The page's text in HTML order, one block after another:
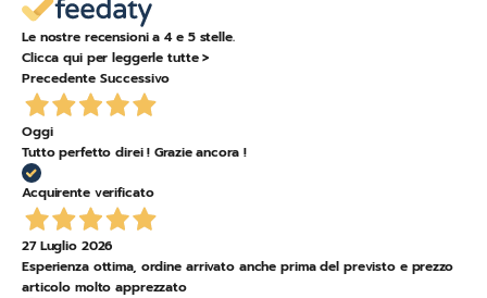
Le nostre recensioni a 4 e 5 stelle.
Clicca qui per leggerle tutte >
Precedente Successivo
Oggi
Tutto perfetto direi ! Grazie ancora !
Acquirente verificato
27 Luglio 2026
Esperienza ottima, ordine arrivato anche prima del previsto e prezzo
articolo molto apprezzato